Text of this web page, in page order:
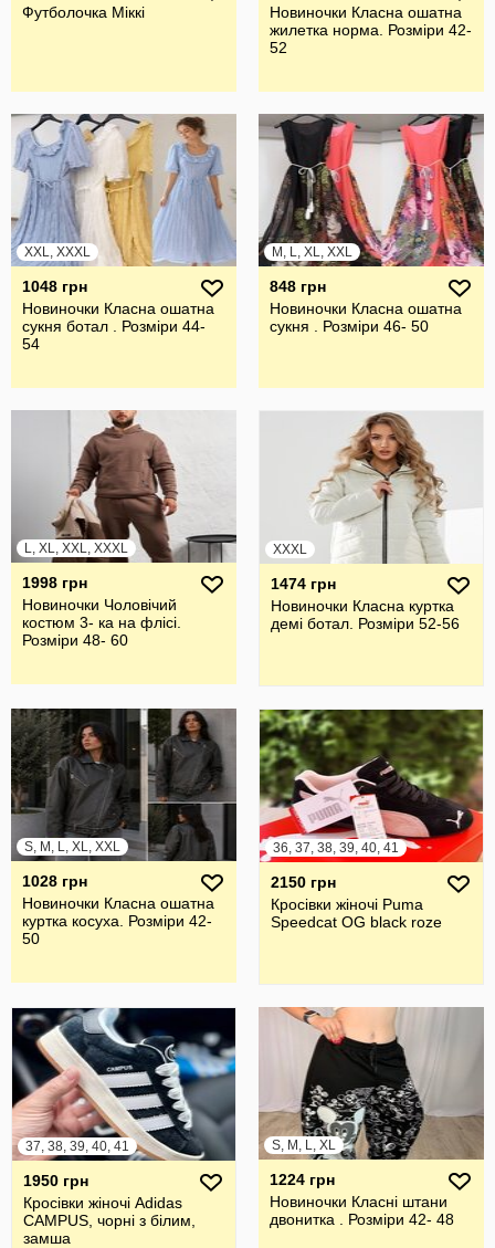
Футболочка Міккі
Новиночки Класна ошатна
жилетка норма. Розміри 42-
52
XXL, XXXL
1048 грн
Новиночки Класна ошатна
сукня ботал . Розміри 44-
54
M, L, XL, XXL
848 грн
Новиночки Класна ошатна
сукня . Розміри 46- 50
L, XL, XXL, XXXL
1998 грн
Новиночки Чоловічий
костюм 3- ка на флісі.
Розміри 48- 60
XXXL
1474 грн
Новиночки Класна куртка
демі ботал. Розміри 52-56
S, M, L, XL, XXL
1028 грн
Новиночки Класна ошатна
куртка косуха. Розміри 42-
50
36, 37, 38, 39, 40, 41
2150 грн
Кросівки жіночі Puma
Speedcat OG black roze
37, 38, 39, 40, 41
1950 грн
Кросівки жіночі Adidas
CAMPUS, чорні з білим,
замша
S, M, L, XL
1224 грн
Новиночки Класні штани
двонитка . Розмiри 42- 48